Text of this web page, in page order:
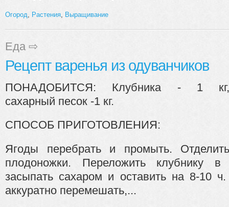
Огород Растения Выращивание
Еда ⇨
Рецепт варенья из одуванчиков
ПОНАДОБИТСЯ: Клубника - 1 кг,
сахарный песок -1 кг.
СПОСОБ ПРИГОТОВЛЕНИЯ:
Ягоды перебрать и промыть. Отделить
плодоножки. Переложить клубнику
засыпать сахаром и оставить на 8-10
аккуратно перемешать,...